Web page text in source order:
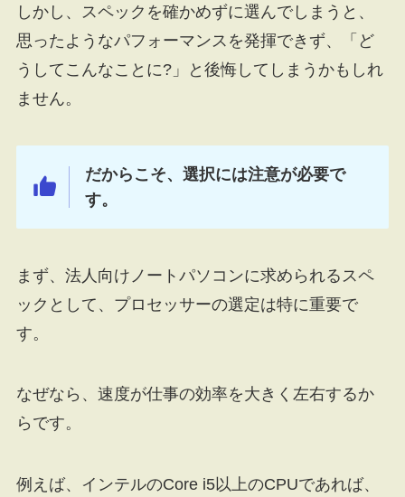
しかし、スペックを確かめずに選んでしまうと、
思ったようなパフォーマンスを発揮できず、「ど
うしてこんなことに?」と後悔してしまうかもしれ
ません。
だからこそ、選択には注意が必要で
す。
まず、法人向けノートパソコンに求められるスペ
ックとして、プロセッサーの選定は特に重要で
す。
なぜなら、速度が仕事の効率を大きく左右するか
らです。
例えば、インテルのCore i5以上のCPUであれば、